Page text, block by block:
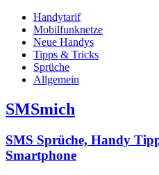
Handytarif
Mobilfunknetze
Neue Handys
Tipps & Tricks
Sprüche
Allgemein
SMSmich
SMS Sprüche, Handy
Smartphone